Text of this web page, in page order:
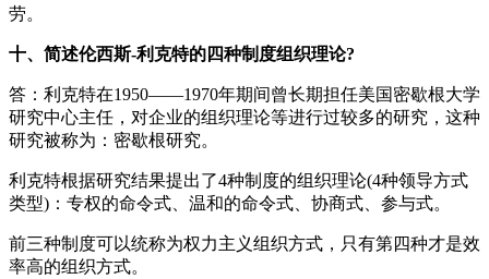
劳。
十、简述伦西斯-利克特的四种制度组织理论?
答：利克特在1950——1970年期间曾长期担任美国密歇根大学
研究中心主任，对企业的组织理论等进行过较多的研究，这种
研究被称为：密歇根研究。
利克特根据研究结果提出了4种制度的组织理论(4种领导方式
类型)：专权的命令式、温和的命令式、协商式、参与式。
前三种制度可以统称为权力主义组织方式，只有第四种才是效
率高的组织方式。